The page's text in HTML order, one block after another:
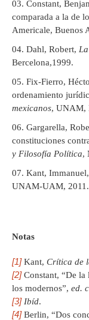
Constant,
comparada a la de
Americale, Buenos
Dahl, Robert,
Bercelona,1999.
Fix-Fierro,
ordenamiento
mexicanos, UNAM,
Gargarella,
constituciones
y Filosofía Política,
Kant, Immanuel,
UNAM-UAM, 2011.
Notas
[1]Kant, Crítica de
[2]Constant, “De la
los modernos”, ed.
[3] Ibíd.
[4]Berlin, “Dos